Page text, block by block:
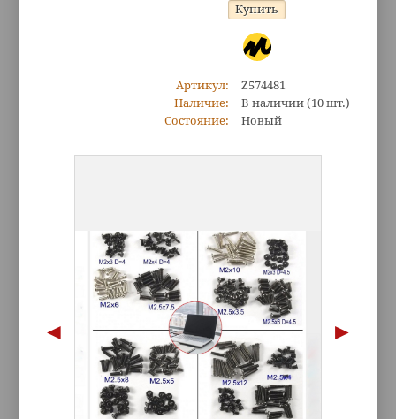
Артикул:
Z574481
Наличие:
В наличии (10 шт.)
Состояние:
Новый